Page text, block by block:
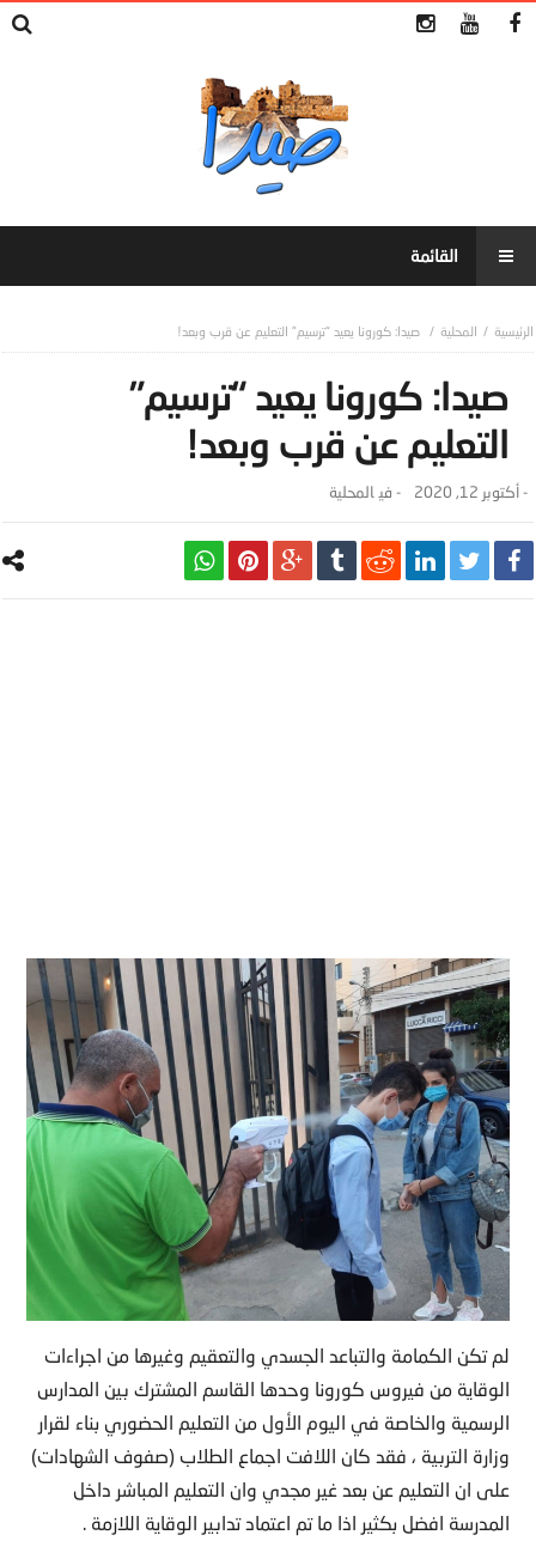
المحلية صيدا: كورونا يعيد “ترسيم” التعليم عن قرب وبعد!
صيدا: كورونا يعيد “ترسيم”
التعليم عن قرب وبعد!
-أكتوبر 12, 2020 - ‎في المحلية
لم تكن الكمامة والتباعد الجسدي والتعقيم وغيرها من اجراءات
الوقاية من فيروس كورونا وحدها القاسم المشترك بين المدارس
الرسمية والخاصة في اليوم الأول من التعليم الحضوري بناء لقرار
وزارة التربية ، فقد كان اللافت اجماع الطلاب (صفوف الشهادات)
على ان التعليم عن بعد غير مجدي وان التعليم المباشر داخل
المدرسة افضل بكثير اذا ما تم اعتماد تدابير الوقاية اللازمة .